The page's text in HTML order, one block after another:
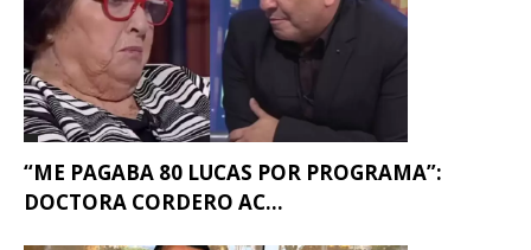
“ME PAGABA 80 LUCAS POR PROGRAMA”:
DOCTORA CORDERO AC...